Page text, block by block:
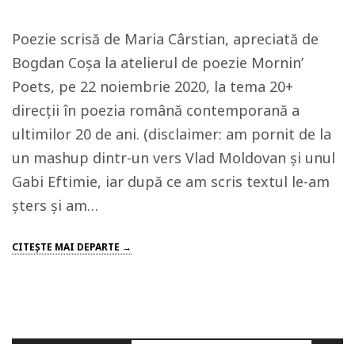
Poezie scrisă de Maria Cârstian, apreciată de
Bogdan Coșa la atelierul de poezie Mornin’
Poets, pe 22 noiembrie 2020, la tema 20+
direcții în poezia română contemporană a
ultimilor 20 de ani. (disclaimer: am pornit de la
un mashup dintr-un vers Vlad Moldovan și unul
Gabi Eftimie, iar după ce am scris textul le-am
șters și am…
CITEŞTE MAI DEPARTE →